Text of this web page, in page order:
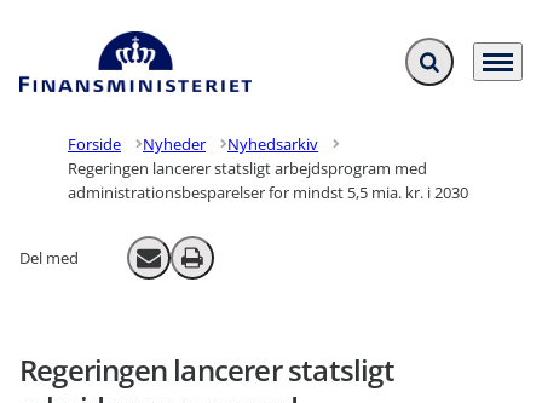
Gå til forsiden Fold søgefelt ud
Menu
Forside Nyheder
Nyhedsarkiv
Regeringen lancerer statsligt arbejdsprogram med
administrationsbesparelser for mindst 5,5 mia. kr. i 2030
Del med Send email
Print
Regeringen lancerer statsligt